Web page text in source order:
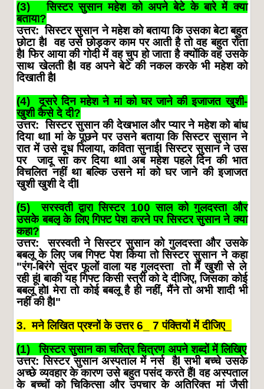
(3)
सिस्टर सुसान महेश को अपने बेटे के बारे में क्या
बताया?
उत्तर: सिस्टर सुसान ने महेश को बताया कि उसका बेटा बहुत
छोटा हैl वह उसे छोड़कर काम पर आती है तो वह बहुत रोता
हैlफिर आया की गोदी में वह चुप हो जाता है क्योंकि वह उसके
साथ खेलती हैlवह अपने बेटे की नकल करके भी महेश को
दिखाती हैl
(4)
दूसरे दिन महेश ने मां को घर जाने की इजाजत खुशी-
खुशी कैसे दे दी?
उत्तर: सिस्टर सुसान की देखभाल और प्यार ने महेश को बांध
दिया थाlमां के पूछने पर उसने बताया कि सिस्टर सुसान ने
रात में उसे दूध पिलाया,कविता सुनाईlसिस्टर सुसान ने उस
पर
जादू सा कर दिया थाlअब महेश पहले दिन की भात
विचलित नहीं था बल्कि उसने मां को घर जाने की इजाजत
खुशी खुशी दे दीl
(5)
सरस्वती द्वारा सिस्टर 100साल को गुलदस्ता और
उसके बबलू के लिए गिफ्ट पेश करने पर सिस्टर सुसान ने क्या
कहा?
उत्तर: सरस्वती ने सिस्टर सुसान को गुलदस्ता और उसके
बबलू के लिए जब गिफ्ट पेश किया तो सिस्टर सुसान ने कहा
"रंग-बिरंगे सुंदर फूलों वाला यह गुलदस्ता तो मैं खुशी से ले
रही हूंlबाकी यह गिफ्ट किसी स्त्री को दे दीजिए,जिसका कोई
बबलू होlमेरा तो कोई बबलू है ही नहीं,मैंने तो अभी शादी भी
नहीं की हैl"
3. मने लिखित प्रश्नों के उत्तर 6_ 7पंक्तियों में दीजिए
(1)
सिस्टर सुसान का चरित्र चित्रण अपने शब्दों में लिखिए
उत्तर:सिस्टर सुसान अस्पताल में नर्स हैlसभी बच्चे उसके
अच्छे व्यवहार के कारण उसे बहुत पसंद करते हैंlवह अस्पताल
के बच्चों को चिकित्सा और उपचार के अतिरिक्त मां जैसी